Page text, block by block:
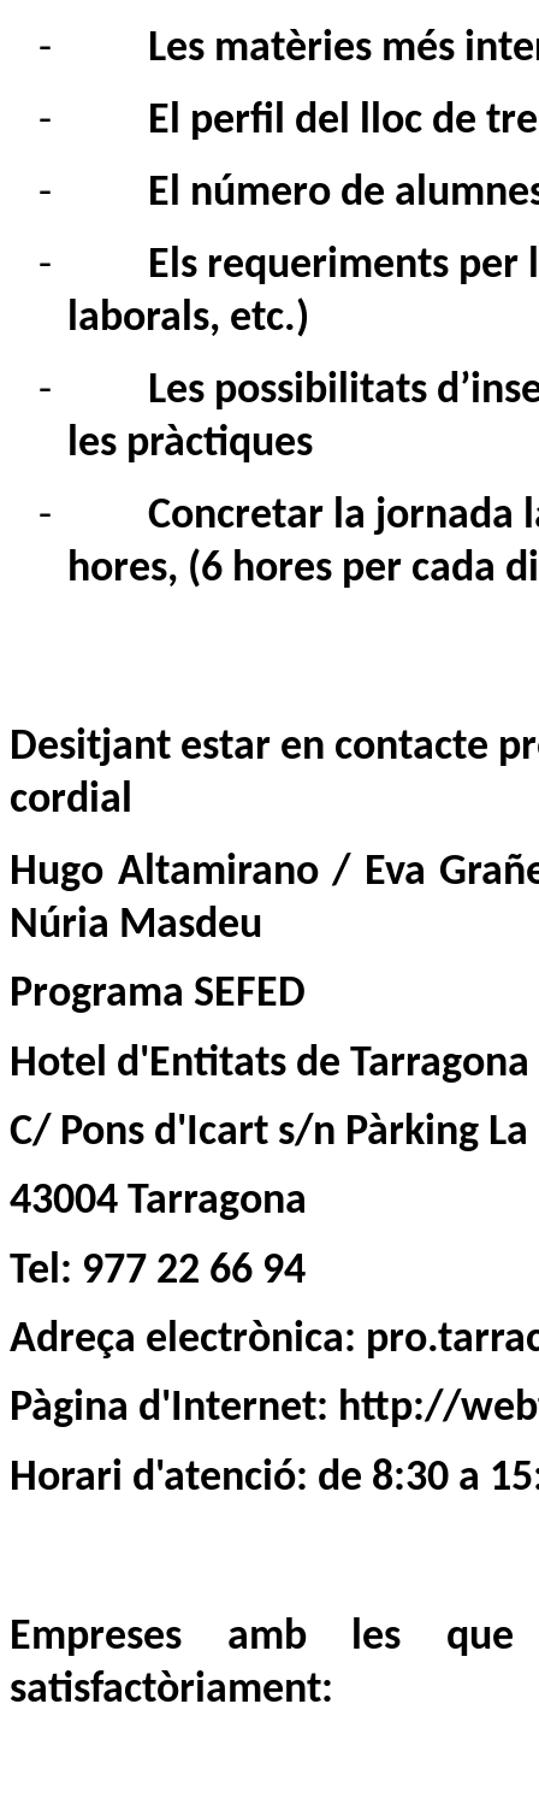
-
Les matèries més
-
El perfil del lloc de
-
El número de
-
Els requeriments per
laborals, etc.)
-
Les possibilitats
les pràctiques
-
Concretar la jornada
hores, (6 hores per cada
Desitjant estar en contacte
cordial
Hugo Altamirano / Eva
Núria Masdeu
Programa SEFED
Hotel d'Entitats de Tarragona
C/ Pons d'Icart s/n Pàrking
43004 Tarragona
Tel: 977 22 66 94
Adreça electrònica:
Pàgina d'Internet: http://
Horari d'atenció: de 8:30 a
Empreses amb les que
satisfactòriament: